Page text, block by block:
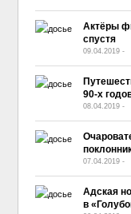
Актёры
спустя
09.04.2019 -
90-х
08.04.2019 -
07.04.2019 -
Адская
в